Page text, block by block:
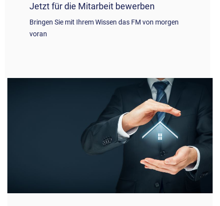
Jetzt für die Mitarbeit bewerben
Bringen Sie mit Ihrem Wissen das FM von morgen
voran